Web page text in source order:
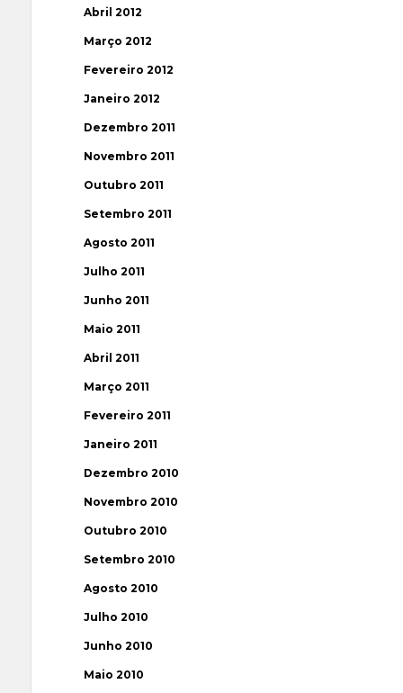
Abril 2012
Março 2012
Fevereiro 2012
Janeiro 2012
Dezembro 2011
Novembro 2011
Outubro 2011
Setembro 2011
Agosto 2011
Julho 2011
Junho 2011
Maio 2011
Abril 2011
Março 2011
Fevereiro 2011
Janeiro 2011
Dezembro 2010
Novembro 2010
Outubro 2010
Setembro 2010
Agosto 2010
Julho 2010
Junho 2010
Maio 2010